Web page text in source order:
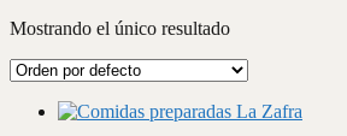
Mostrando el único resultado